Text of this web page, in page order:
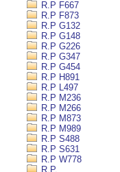
R.P F667
R.P F873
R.P G132
R.P G148
R.P G226
R.P G347
R.P G454
R.P H891
R.P L497
R.P M236
R.P M266
R.P M873
R.P M989
R.P S488
R.P S631
R.P W778
R.P.